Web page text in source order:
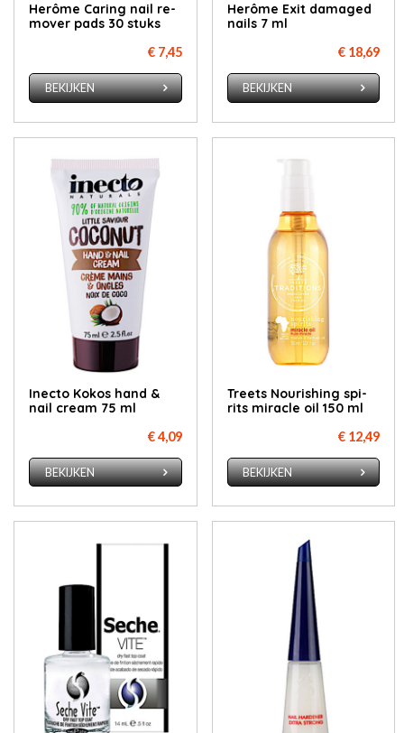
Herô­me Ca­ring nail re­
mo­ver pads 30 stuks
€ 7,45
BEKIJKEN
Herô­me Exit da­ma­ged
nails 7 ml
€ 18,69
BEKIJKEN
Inec­to Ko­kos hand &
nail cream 75 ml
€ 4,09
BEKIJKEN
Treets Nou­ris­hing spi­
rits mi­ra­cle oil 150 ml
€ 12,49
BEKIJKEN